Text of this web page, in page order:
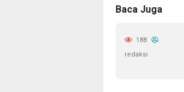
Baca Juga
188
redaksi